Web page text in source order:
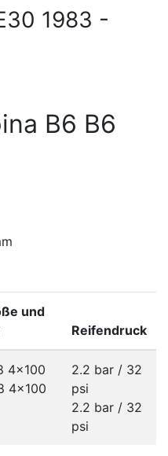
1983 -
B6 B6
und
Reifendruck
4x100
4x100
2.2 bar / 32
psi
2.2 bar / 32
psi